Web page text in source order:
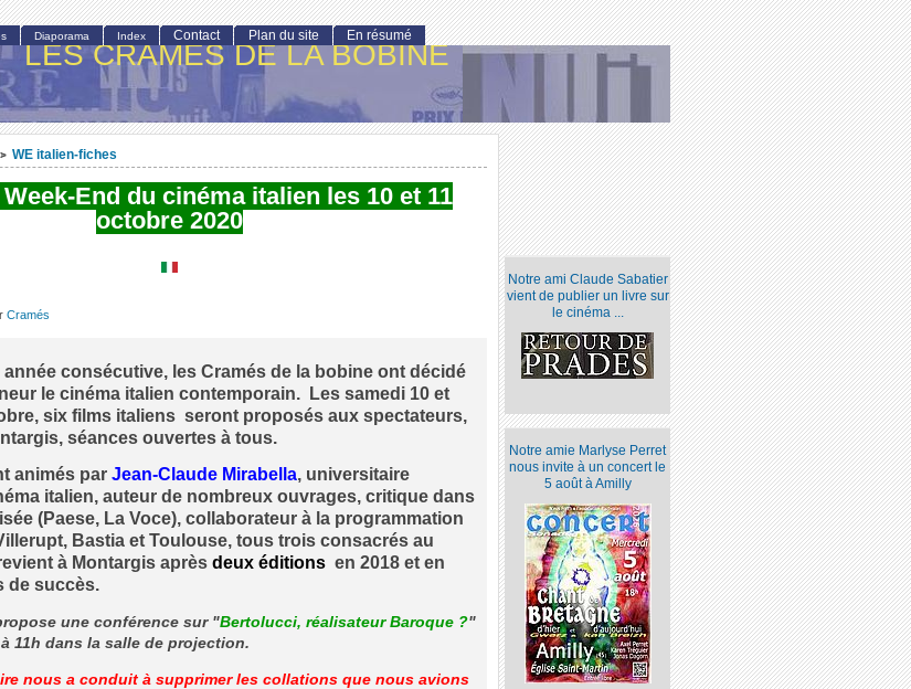
LES CRAMÉS DE LA BOBINE
> WE italien-fiches
End du cinéma italien les 10 et 11
octobre 2020
Cramés
année consécutive, les Cramés de la bobine ont décidé
le cinéma italien contemporain.
Les samedi 10 et
six films italiens seront proposés aux spectateurs,
séances ouvertes à tous.
animés par Jean-Claude Mirabella, universitaire
italien, auteur de nombreux ouvrages, critique dans
(Paese, La Voce), collaborateur à la programmation
Bastia et Toulouse, tous trois consacrés au
à Montargis après deux éditionsen 2018 et en
de succès.
une conférence sur "Bertolucci, réalisateur Baroque ?"
11h dans la salle de projection.
nous a conduit à supprimer les collations que nous avions
Notre ami Claude Sabatier
vient de publier un livre sur
le cinéma ...
Notre amie Marlyse Perret
nous invite à un concert le
5 août à Amilly
Diaporama Index Contact Plan du site En résumé